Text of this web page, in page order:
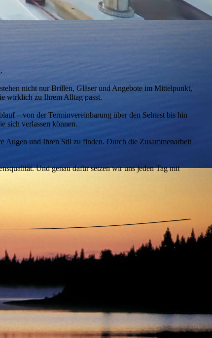
nicht nur Brillen, Gläser und Angebote im Mittelpunkt,
wirklich zu Ihrem Alltag passt.
– von der Terminvereinbarung über den Sehtest bis hin
sich verlassen können.
Augen und Ihren Stil zu finden. Durch die Zusammenarbeit
Und genau dafür setzen wir uns jeden Tag mit